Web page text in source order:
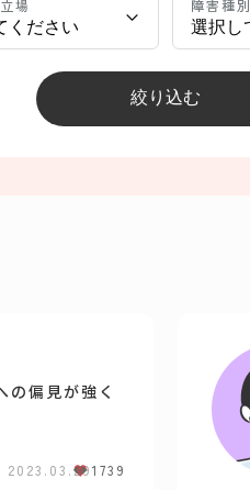
場 障害種別
の偏見が強く
2023.03.291739